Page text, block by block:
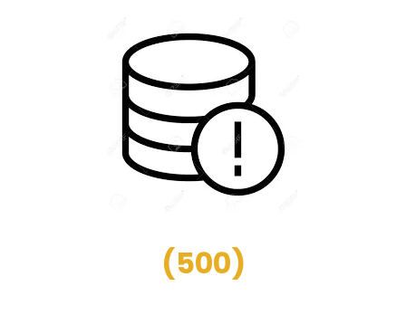
(500)